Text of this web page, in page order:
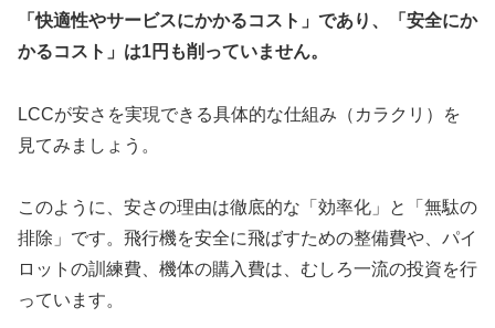
「快適性やサービスにかかるコスト」であり、「安全にか
かるコスト」は1円も削っていません。
LCCが安さを実現できる具体的な仕組み（カラクリ）を
見てみましょう。
このように、安さの理由は徹底的な「効率化」と「無駄の
排除」です。飛行機を安全に飛ばすための整備費や、パイ
ロットの訓練費、機体の購入費は、むしろ一流の投資を行
っています。